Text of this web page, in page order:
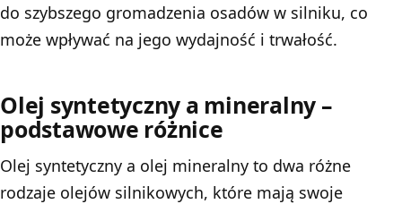
do szybszego gromadzenia osadów w silniku, co
może wpływać na jego wydajność i trwałość.
Olej syntetyczny a mineralny –
podstawowe różnice
Olej syntetyczny a olej mineralny to dwa różne
rodzaje olejów silnikowych, które mają swoje